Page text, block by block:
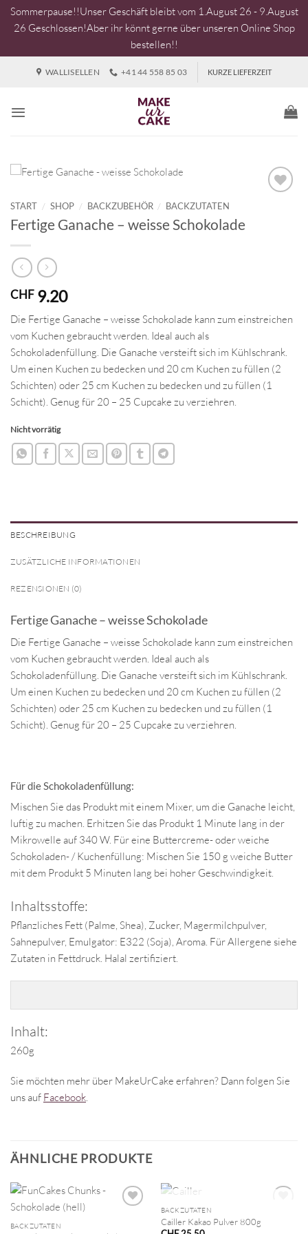
Sommerpause!!Unser Geschäft bleibt vom 1.August 26 - 9.August
26 Geschlossen!Aber ihr könnt gerne über unseren Online Shop
bestellen!!
WALLISELLEN +41 44 558 85 03 KURZE LIEFERZEIT
START / SHOP / BACKZUBEHÖR / BACKZUTATEN
Fertige Ganache – weisse Schokolade
CHF 9.20
Die Fertige Ganache – weisse Schokolade kann zum einstreichen
vom Kuchen gebraucht werden. Ideal auch als
Schokoladenfüllung. Die Ganache versteift sich im Kühlschrank.
Um einen Kuchen zu bedecken und 20 cm Kuchen zu füllen (2
Schichten) oder 25 cm Kuchen zu bedecken und zu füllen (1
Schicht). Genug für 20 – 25 Cupcake zu verziehren.
Nicht vorrätig
BESCHREIBUNG
ZUSÄTZLICHE INFORMATIONEN
REZENSIONEN (0)
Fertige Ganache – weisse Schokolade
Die Fertige Ganache – weisse Schokolade kann zum einstreichen
vom Kuchen gebraucht werden. Ideal auch als
Schokoladenfüllung. Die Ganache versteift sich im Kühlschrank.
Um einen Kuchen zu bedecken und 20 cm Kuchen zu füllen (2
Schichten) oder 25 cm Kuchen zu bedecken und zu füllen (1
Schicht). Genug für 20 – 25 Cupcake zu verziehren.
Für die Schokoladenfüllung:
Mischen Sie das Produkt mit einem Mixer, um die Ganache leicht,
luftig zu machen. Erhitzen Sie das Produkt 1 Minute lang in der
Mikrowelle auf 340 W. Für eine Buttercreme- oder weiche
Schokoladen- / Kuchenfüllung: Mischen Sie 150 g weiche Butter
mit dem Produkt 5 Minuten lang bei hoher Geschwindigkeit.
Inhaltsstoffe:
Pflanzliches Fett (Palme, Shea), Zucker, Magermilchpulver,
Sahnepulver, Emulgator: E322 (Soja), Aroma. Für Allergene siehe
Zutaten in Fettdruck. Halal zertifiziert.
Inhalt:
260g
Sie möchten mehr über MakeUrCake erfahren? Dann folgen Sie
uns auf Facebook
ÄHNLICHE PRODUKTE
BACKZUTATEN
NICHT VORRÄTIG
BACKZUTATEN
Cailler Kakao Pulver 800g